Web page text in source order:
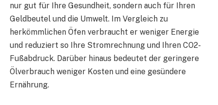
nur gut für Ihre Gesundheit, sondern auch für Ihren
Geldbeutel und die Umwelt. Im Vergleich zu
herkömmlichen Öfen verbraucht er weniger Energie
und reduziert so Ihre Stromrechnung und Ihren CO2-
Fußabdruck. Darüber hinaus bedeutet der geringere
Ölverbrauch weniger Kosten und eine gesündere
Ernährung.